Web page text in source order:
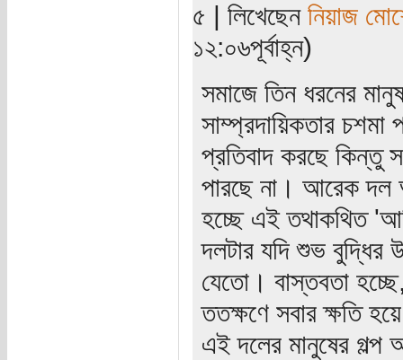
৫ | লিখেছেন নিয়াজ
১২:০৬পূর্বাহ্ন)
সমাজে তিন ধরনের
সাম্প্রদায়িকতার
প্রতিবাদ করছে কিন্তু
পারছে না। আরেক দল
হচ্ছে এই তথাকথিত
দলটার যদি শুভ
যেতো। বাস্তবতা
ততক্ষণে সবার ক্ষতি
এই দলের মানুষের